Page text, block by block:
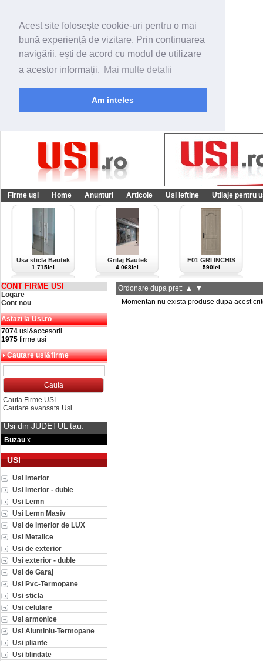
Acest site folosește cookie-uri pentru o mai
bună experiență de vizitare. Prin continuarea
navigării, ești de acord cu modul de utilizare
a acestor informații. Mai multe detalii
Am inteles
Firme uși Home Anunturi Articole Usi ieftine Utilaje pentru
Usa sticla Bautek
1.715lei
Grilaj Bautek
4.068lei
F01 GRI INCHIS
590lei
CONT FIRME USI
Logare
Cont nou
Astazi la Usi.ro
7074 usi&accesorii
1975 firme usi
Cautare usi&firme
Cauta Firme USI
Cautare avansata Usi
Usi din JUDETUL tau:
Buzau x
USI
Usi Interior
Usi interior - duble
Usi Lemn
Usi Lemn Masiv
Usi de interior de LUX
Usi Metalice
Usi de exterior
Usi exterior - duble
Usi de Garaj
Usi Pvc-Termopane
Usi sticla
Usi celulare
Usi armonice
Usi Aluminiu-Termopane
Usi pliante
Usi blindate
Ordonare dupa pret: ▲
▼
Momentan nu exista produse dupa acest